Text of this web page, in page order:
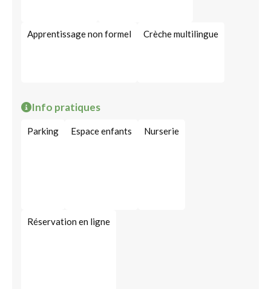
Apprentissage non formel Crèche multilingue
Info pratiques
Parking Espace enfants Nurserie
Réservation en ligne